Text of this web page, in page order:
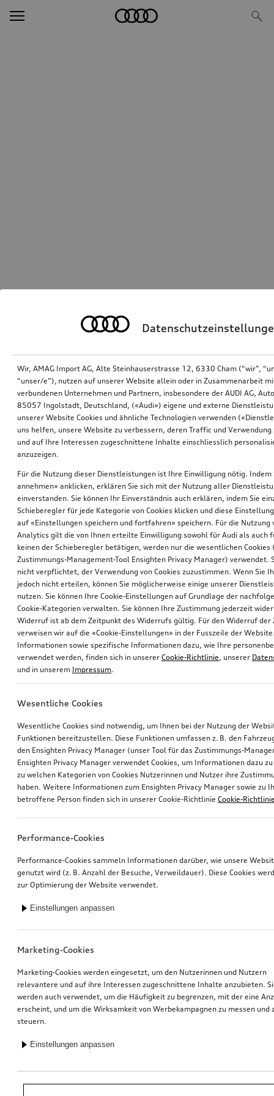
*Unverbindliche Preisempfehlung der Importeurin AMAG Import AG. Inkl.
gesetzlicher MwSt. Preise beim Audi Partner können abweichen; weitere
Wir, AMAG Import AG, Alte Steinhauserstrasse 12, 6330 Cham (“wir”,
“unser/e”), nutzen auf unserer Website allein oder in Zusammenarbeit
verbundenen Unternehmen und Partnern, insbesondere der AUDI AG,
85057 Ingolstadt, Deutschland, («Audi») eigene und externe
unserer Website Cookies und ähnliche Technologien verwenden
uns helfen, unsere Website zu verbessern, deren Traffic und Verwendung
und auf Ihre Interessen zugeschnittene Inhalte einschliesslich
anzuzeigen.
Für die Nutzung dieser Dienstleistungen ist Ihre Einwilligung nötig. Indem
annehmen» anklicken, erklären Sie sich mit der Nutzung aller
einverstanden. Sie können Ihr Einverständnis auch erklären, indem Sie
Schieberegler für jede Kategorie von Cookies klicken und diese
auf «Einstellungen speichern und fortfahren» speichern. Für die Nutzung
Analytics gilt die von Ihnen erteilte Einwilligung sowohl für Audi als auch
keinen der Schieberegler betätigen, werden nur die wesentlichen Cookies
Zustimmungs-Management-Tool Ensighten Privacy Manager) verwendet.
nicht verpflichtet, der Verwendung von Cookies zuzustimmen. Wenn Sie
jedoch nicht erteilen, können Sie möglicherweise einige unserer
nutzen. Sie können Ihre Cookie-Einstellungen auf Grundlage der
Cookie-Kategorien verwalten. Sie können Ihre Zustimmung jederzeit
Widerruf ist ab dem Zeitpunkt des Widerrufs gültig. Für den Widerruf der
verweisen wir auf die «Cookie-Einstellungen» in der Fusszeile der
Informationen sowie spezifische Informationen dazu, wie Ihre
verwendet werden, finden sich in unserer Cookie-Richtlinie, unserer
und in unserem Impressum.
Wesentliche Cookies
Wesentliche Cookies sind notwendig, um Ihnen bei der Nutzung der
Funktionen bereitzustellen. Diese Funktionen umfassen z. B. den
den Ensighten Privacy Manager (unser Tool für das Zustimmungs-
Ensighten Privacy Manager verwendet Cookies, um Informationen dazu
zu welchen Kategorien von Cookies Nutzerinnen und Nutzer ihre
haben. Weitere Informationen zum Ensighten Privacy Manager sowie zu
betroffene Person finden sich in unserer Cookie-Richtlinie Cookie-
Performance-Cookies
Performance-Cookies sammeln Informationen darüber, wie unsere
genutzt wird (z. B. Anzahl der Besuche, Verweildauer). Diese Cookies
zur Optimierung der Website verwendet.
Einstellungen anpassen
Marketing-Cookies
Marketing-Cookies werden eingesetzt, um den Nutzerinnen und Nutzern
relevantere und auf ihre Interessen zugeschnittene Inhalte anzubieten.
werden auch verwendet, um die Häufigkeit zu begrenzen, mit der eine
erscheint, und um die Wirksamkeit von Werbekampagnen zu messen und
steuern.
Einstellungen anpassen